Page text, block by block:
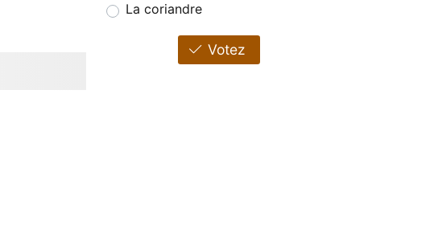
La coriandre
Votez